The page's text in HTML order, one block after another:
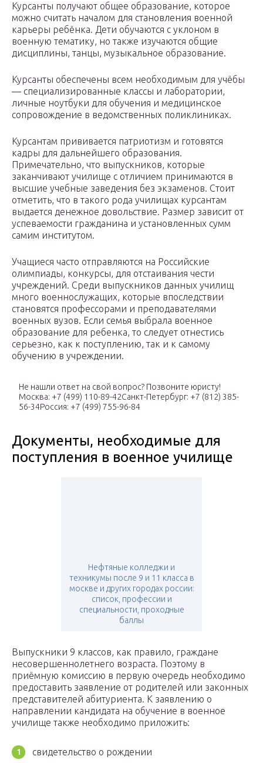
Курсанты получают общее образование, которое
можно считать началом для становления военной
карьеры ребёнка. Дети обучаются с уклоном в
военную тематику, но также изучаются общие
дисциплины, танцы, музыкальное образование.
Курсанты обеспечены всем необходимым для учёбы
— специализированные классы и лаборатории,
личные ноутбуки для обучения и медицинское
сопровождение в ведомственных поликлиниках.
Курсантам прививается патриотизм и готовятся
кадры для дальнейшего образования.
Примечательно, что выпускников, которые
заканчивают училище с отличием принимаются в
высшие учебные заведения без экзаменов. Стоит
отметить, что в такого рода училищах курсантам
выдается денежное довольствие. Размер зависит от
успеваемости гражданина и установленных сумм
самим институтом.
Учащиеся часто отправляются на Российские
олимпиады, конкурсы, для отстаивания чести
учреждений. Среди выпускников данных училищ
много военнослужащих, которые впоследствии
становятся профессорами и преподавателями
военных вузов. Если семья выбрала военное
образование для ребенка, то следует отнестись
серьезно, как к поступлению, так и к самому
обучению в учреждении.
Не нашли ответ на свой вопрос? Позвоните юристу!
Москва: +7 (499) 110-89-42Санкт-Петербург: +7 (812) 385-
56-34Россия: +7 (499) 755-96-84
Документы, необходимые для
поступления в военное училище
Нефтяные колледжи и
техникумы после 9 и 11 класса в
москве и других городах россии:
список, профессии и
специальности, проходные
баллы
Выпускники 9 классов, как правило, граждане
несовершеннолетнего возраста. Поэтому в
приёмную комиссию в первую очередь необходимо
предоставить заявление от родителей или законных
представителей абитуриента. К заявлению о
направлении кандидата на обучение в военное
училище также необходимо приложить:
свидетельство о рождении